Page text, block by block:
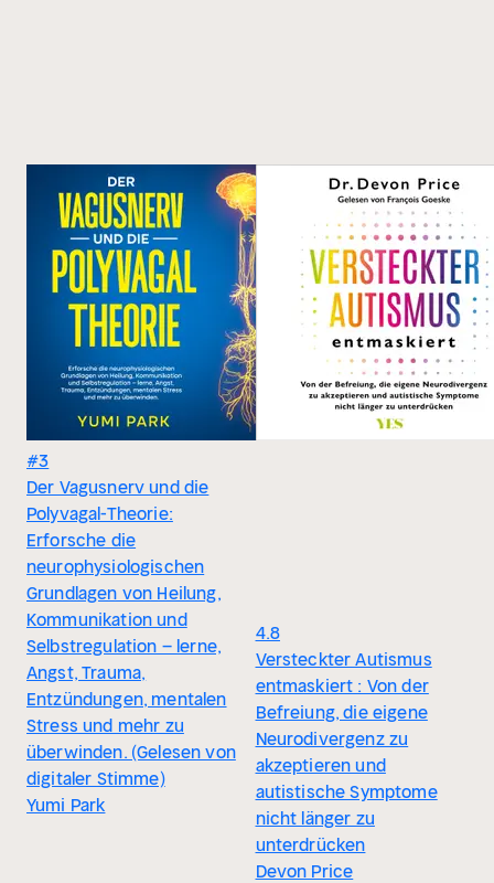
#3
Der Vagusnerv und die
Polyvagal-Theorie:
Erforsche die
neurophysiologischen
Grundlagen von Heilung,
Kommunikation und
Selbstregulation – lerne,
Angst, Trauma,
Entzündungen, mentalen
Stress und mehr zu
überwinden. (Gelesen von
digitaler Stimme)
Yumi Park
4.8
Versteckter Autismus
entmaskiert : Von der
Befreiung, die eigene
Neurodivergenz zu
akzeptieren und
autistische Symptome
nicht länger zu
unterdrücken
Devon Price